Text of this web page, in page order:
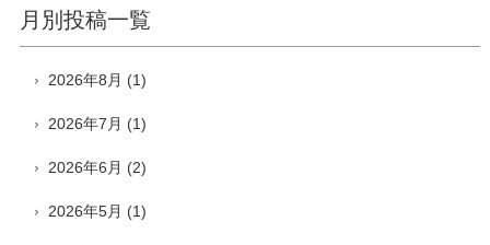
月別投稿一覧
2026年8月 (1)
2026年7月 (1)
2026年6月 (2)
2026年5月 (1)